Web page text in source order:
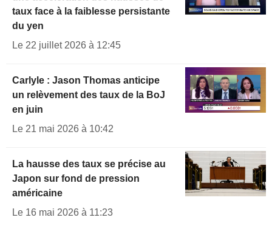
taux face à la faiblesse persistante
du yen
Le 22 juillet 2026 à 12:45
Carlyle : Jason Thomas anticipe
un relèvement des taux de la BoJ
en juin
Le 21 mai 2026 à 10:42
La hausse des taux se précise au
Japon sur fond de pression
américaine
Le 16 mai 2026 à 11:23